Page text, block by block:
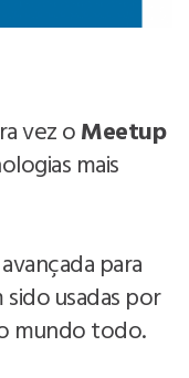
vez oMeetup
mais
para
usadas por
mundo todo.